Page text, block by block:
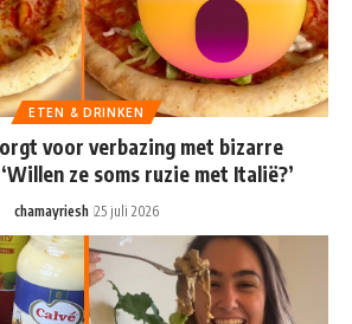
ETEN & DRINKEN
voor verbazing met bizarre
ze soms ruzie met Italië?’
chamayriesh 25 juli 2026